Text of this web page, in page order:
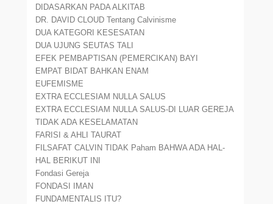
DIDASARKAN PADA ALKITAB
DR. DAVID CLOUD Tentang Calvinisme
DUA KATEGORI KESESATAN
DUA UJUNG SEUTAS TALI
EFEK PEMBAPTISAN (PEMERCIKAN) BAYI
EMPAT BIDAT BAHKAN ENAM
EUFEMISME
EXTRA ECCLESIAM NULLA SALUS
EXTRA ECCLESIAM NULLA SALUS-DI LUAR GEREJA
TIDAK ADA KESELAMATAN
FARISI & AHLI TAURAT
FILSAFAT CALVIN TIDAK Paham BAHWA ADA HAL-
HAL BERIKUT INI
Fondasi Gereja
FONDASI IMAN
FUNDAMENTALIS ITU?